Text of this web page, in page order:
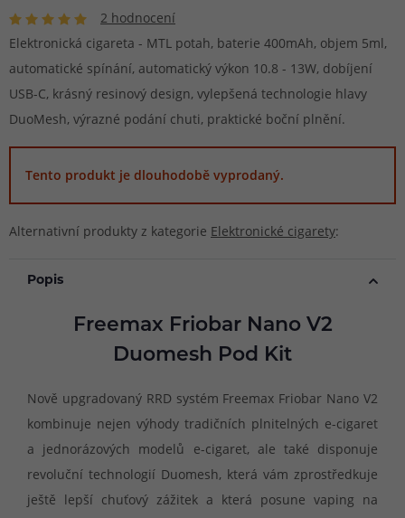
2 hodnocení
Elektronická cigareta - MTL potah, baterie 400mAh, objem 5ml,
automatické spínání, automatický výkon 10.8 - 13W, dobíjení
USB-C, krásný resinový design, vylepšená technologie hlavy
DuoMesh, výrazné podání chuti, praktické boční plnění.
Tento produkt je dlouhodobě vyprodaný.
Alternativní produkty z kategorie Elektronické cigarety:
Popis
Freemax Friobar Nano V2
Duomesh Pod Kit
Nově upgradovaný RRD systém Freemax Friobar Nano V2
kombinuje nejen výhody tradičních plnitelných e-cigaret
a jednorázových modelů e-cigaret, ale také disponuje
revoluční technologií Duomesh, která vám zprostředkuje
ještě lepší chuťový zážitek a která posune vaping na